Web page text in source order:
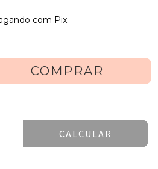
com Pix
CALCULAR